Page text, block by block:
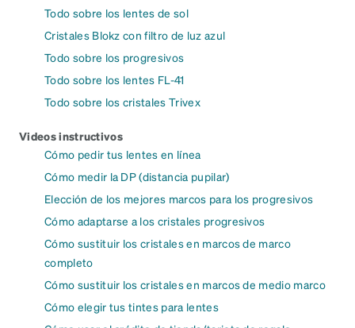
Todo sobre los lentes de sol
Cristales Blokz con filtro de luz azul
Todo sobre los progresivos
Todo sobre los lentes FL-41
Todo sobre los cristales Trivex
Videos instructivos
Cómo pedir tus lentes en línea
Cómo medir la DP (distancia pupilar)
Elección de los mejores marcos para los progresivos
Cómo adaptarse a los cristales progresivos
Cómo sustituir los cristales en marcos de marco
completo
Cómo sustituir los cristales en marcos de medio marco
Cómo elegir tus tintes para lentes